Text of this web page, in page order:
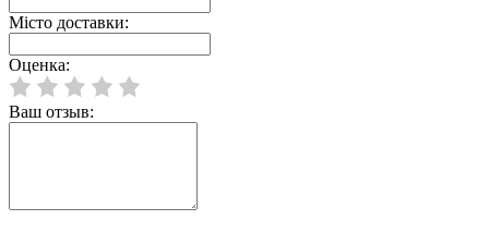
Місто доставки:
Оценка:
Ваш отзыв: